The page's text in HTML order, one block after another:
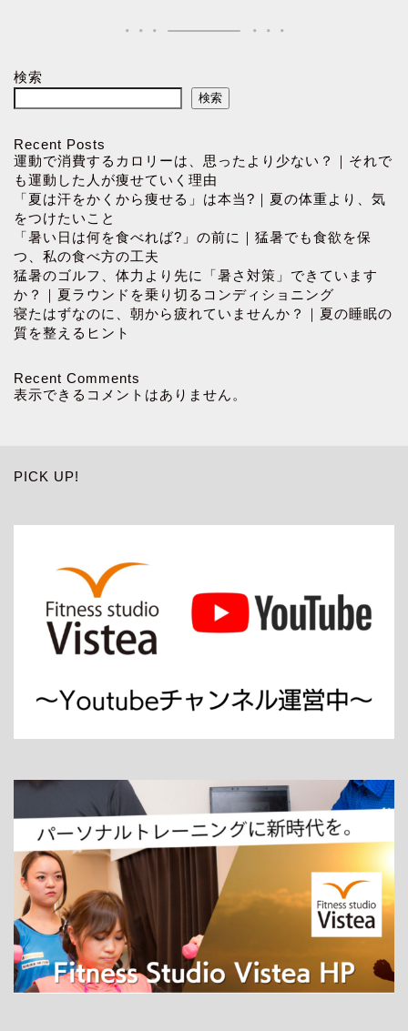
検索
検索
Recent Posts
運動で消費するカロリーは、思ったより少ない？｜それで
も運動した人が痩せていく理由
「夏は汗をかくから痩せる」は本当?｜夏の体重より、気
をつけたいこと
「暑い日は何を食べれば?」の前に｜猛暑でも食欲を保
つ、私の食べ方の工夫
猛暑のゴルフ、体力より先に「暑さ対策」できています
か？｜夏ラウンドを乗り切るコンディショニング
寝たはずなのに、朝から疲れていませんか？｜夏の睡眠の
質を整えるヒント
Recent Comments
表示できるコメントはありません。
PICK UP!
ホーム
パーソナルトレーニング
ダイエット